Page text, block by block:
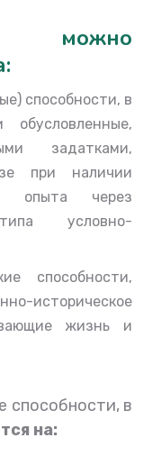
можно
способности, в
обусловленные,
задатками,
при наличии
опыта через
условно-
способности,
жизнь и
способности, в
на: